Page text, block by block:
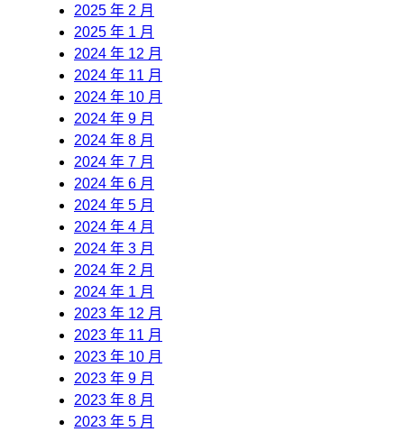
2025 年 2 月
2025 年 1 月
2024 年 12 月
2024 年 11 月
2024 年 10 月
2024 年 9 月
2024 年 8 月
2024 年 7 月
2024 年 6 月
2024 年 5 月
2024 年 4 月
2024 年 3 月
2024 年 2 月
2024 年 1 月
2023 年 12 月
2023 年 11 月
2023 年 10 月
2023 年 9 月
2023 年 8 月
2023 年 5 月